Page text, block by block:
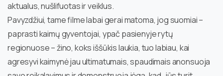
aktualus, nušlifuotas ir veiklus.
Pavyzdžiui, tame filme labai gerai matoma, jog suomiai –
paprasti kaimų gyventojai, ypač pasienyje rytų
regionuose – žino, koks iššūkis laukia, tuo labiau, kai
agresyvi kaimynė jau ultimatumais, spaudimais anonsuoja